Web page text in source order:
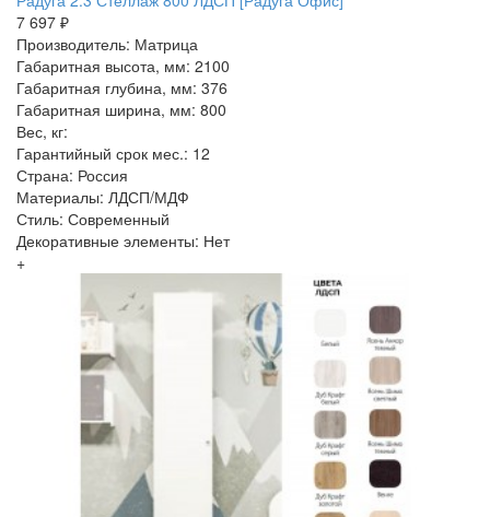
7 697 ₽
Производитель: Матрица
Габаритная высота, мм: 2100
Габаритная глубина, мм: 376
Габаритная ширина, мм: 800
Вес, кг:
Гарантийный срок мес.: 12
Страна: Россия
Материалы: ЛДСП/МДФ
Стиль: Современный
Декоративные элементы: Нет
+